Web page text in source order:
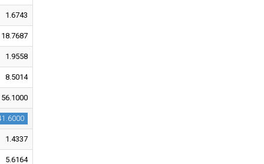
1.6743
18.7687
1.9558
8.5014
1.4337
5.6164